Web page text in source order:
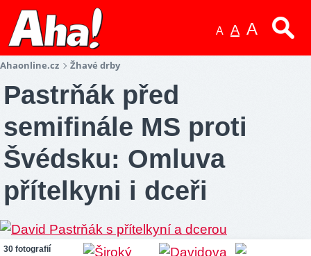
A A A
Ahaonline.cz Žhavé drby
Pastrňák před
semifinále MS proti
Švédsku: Omluva
přítelkyni i dceři
30 fotografií